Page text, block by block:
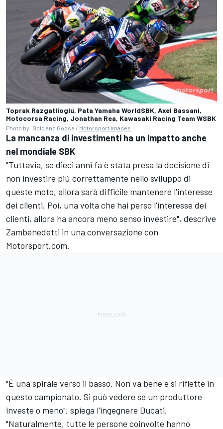
Toprak Razgatlioglu, Pata Yamaha WorldSBK, Axel Bassani,
Motocorsa Racing, Jonathan Rea, Kawasaki Racing Team WSBK
Photo by: Gold and Goose / Motorsport Images
La mancanza di investimenti ha un impatto anche
nel mondiale SBK
"Tuttavia, se dieci anni fa è stata presa la decisione di
non investire più correttamente nello sviluppo di
queste moto, allora sarà difficile mantenere l'interesse
dei clienti. Poi, una volta che hai perso l'interesse dei
clienti, allora ha ancora meno senso investire", descrive
Zambenedetti in una conversazione con
Motorsport.com.
"È una spirale verso il basso. Non va bene e si riflette in
questo campionato. Si può vedere se un produttore
investe o meno", spiega l'ingegnere Ducati.
"Naturalmente, tutte le persone coinvolte hanno